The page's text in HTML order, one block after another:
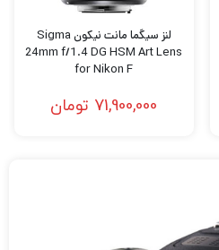
لنز سیگما مانت نیکون Sigma
24mm f/1.4 DG HSM Art Lens
for Nikon F
71,900,000 تومان